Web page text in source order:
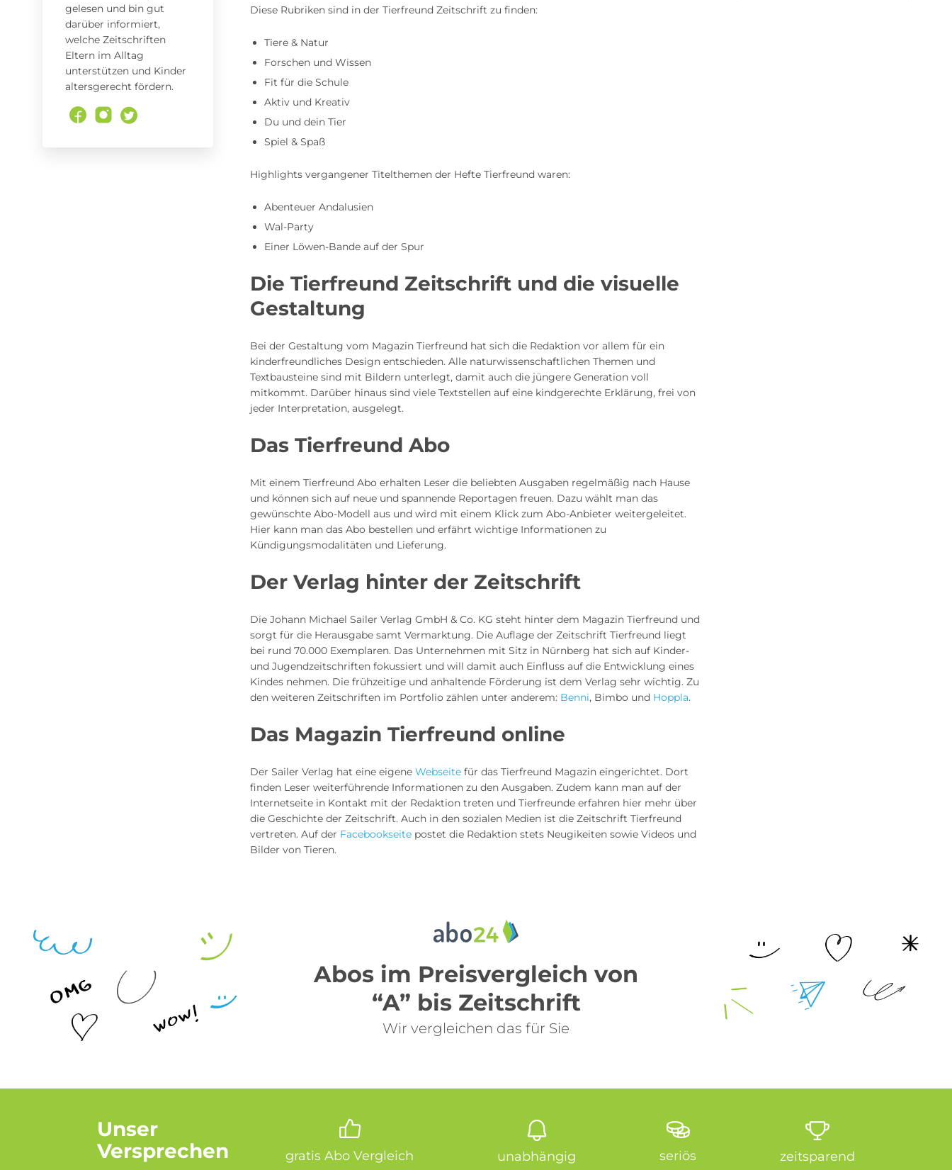
gelesen und bin gut
darüber informiert,
welche Zeitschriften
Eltern im Alltag
unterstützen und Kinder
altersgerecht fördern.
Diese Rubriken sind in der Tierfreund Zeitschrift zu finden:
Tiere & Natur
Forschen und Wissen
Fit für die Schule
Aktiv und Kreativ
Du und dein Tier
Spiel & Spaß
Highlights vergangener Titelthemen der Hefte Tierfreund waren:
Abenteuer Andalusien
Wal-Party
Einer Löwen-Bande auf der Spur
Die Tierfreund Zeitschrift und die visuelle
Gestaltung
Bei der Gestaltung vom Magazin Tierfreund hat sich die Redaktion vor allem für ein
kinderfreundliches Design entschieden. Alle naturwissenschaftlichen Themen und
Textbausteine sind mit Bildern unterlegt, damit auch die jüngere Generation voll
mitkommt. Darüber hinaus sind viele Textstellen auf eine kindgerechte Erklärung, frei von
jeder Interpretation, ausgelegt.
Das Tierfreund Abo
Mit einem Tierfreund Abo erhalten Leser die beliebten Ausgaben regelmäßig nach Hause
und können sich auf neue und spannende Reportagen freuen. Dazu wählt man das
gewünschte Abo-Modell aus und wird mit einem Klick zum Abo-Anbieter weitergeleitet.
Hier kann man das Abo bestellen und erfährt wichtige Informationen zu
Kündigungsmodalitäten und Lieferung.
Der Verlag hinter der Zeitschrift
Die Johann Michael Sailer Verlag GmbH & Co. KG steht hinter dem Magazin Tierfreund und
sorgt für die Herausgabe samt Vermarktung. Die Auflage der Zeitschrift Tierfreund liegt
bei rund 70.000 Exemplaren. Das Unternehmen mit Sitz in Nürnberg hat sich auf Kinder-
und Jugendzeitschriften fokussiert und will damit auch Einfluss auf die Entwicklung eines
Kindes nehmen. Die frühzeitige und anhaltende Förderung ist dem Verlag sehr wichtig. Zu
den weiteren Zeitschriften im Portfolio zählen unter anderem: Benni, Bimbo und Hoppla.
Das Magazin Tierfreund online
Der Sailer Verlag hat eine eigeneWebseite für das Tierfreund Magazin eingerichtet. Dort
finden Leser weiterführende Informationen zu den Ausgaben. Zudem kann man auf der
Internetseite in Kontakt mit der Redaktion treten und Tierfreunde erfahren hier mehr über
die Geschichte der Zeitschrift. Auch in den sozialen Medien ist die Zeitschrift Tierfreund
vertreten. Auf der Facebookseite postet die Redaktion stets Neugikeiten sowie Videos und
Bilder von Tieren.
Abos im Preisvergleich von
“A” bis Zeitschrift
Wir vergleichen das für Sie
Unser
Versprechen
gratis Abo Vergleich unabhängig seriös zeitsparend